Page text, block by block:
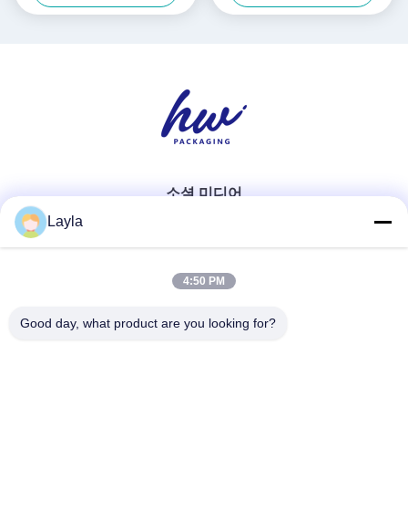
소셜 미디어
빠른 연락
Tel
Layla
4:50 PM
Good day, what product are you looking for?